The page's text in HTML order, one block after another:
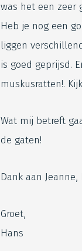
was het een zeer
Heb je nog een
liggen
is goed geprijsd.
muskusratten!.
Wat mij betreft
de gaten!
Dank aan
Groet,
Hans